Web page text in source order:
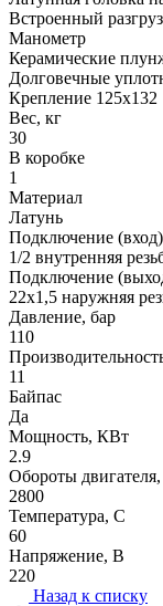
Встроенный
Манометр
Керамические
Долговечные
Крепление 125x132
Вес, кг
30
В коробке
1
Материал
Латунь
Подключение (вход)
1/2 внутренняя
Подключение
22х1,5 наружняя
Давление, бар
110
11
Байпас
Да
Мощность, КВт
2.9
Обороты
2800
Температура, C
60
Напряжение, В
220
Назад к списку